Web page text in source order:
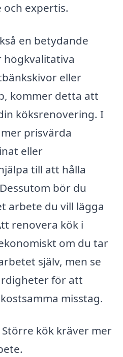
expertis.
en betydande
högkvalitativa
eller
kommer detta att
köksrenovering. I
prisvärda
eller
till att hålla
bör du
arbete du vill lägga
renovera kök i
om du tar
själv, men se
för att
misstag.
Större kök kräver mer